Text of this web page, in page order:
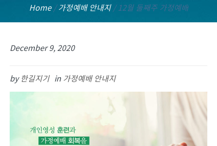
Home /가정예배 안내지 /12월 둘째주 가정예배
December 9, 2020
by 한길지기 in 가정예배 안내지